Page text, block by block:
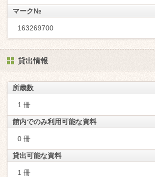
マーク№
163269700
貸出情報
所蔵数
1 冊
館内でのみ利用可能な資料
0 冊
貸出可能な資料
1 冊